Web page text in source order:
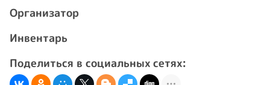
Организатор
Инвентарь
Поделиться в социальных сетях: